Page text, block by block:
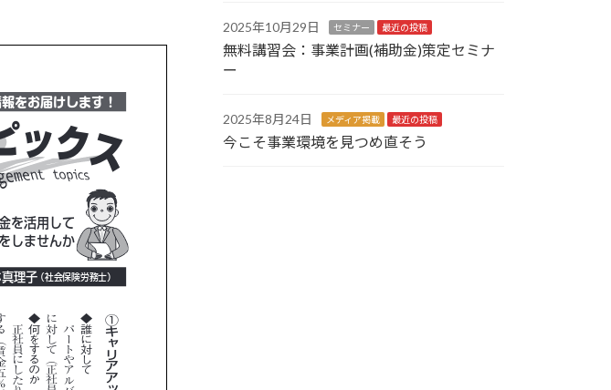
2025年10月29日 セミナー 最近の投稿
無料講習会：事業計画(補助金)策定セミナ
ー
2025年8月24日 メディア掲載 最近の投稿
今こそ事業環境を見つめ直そう